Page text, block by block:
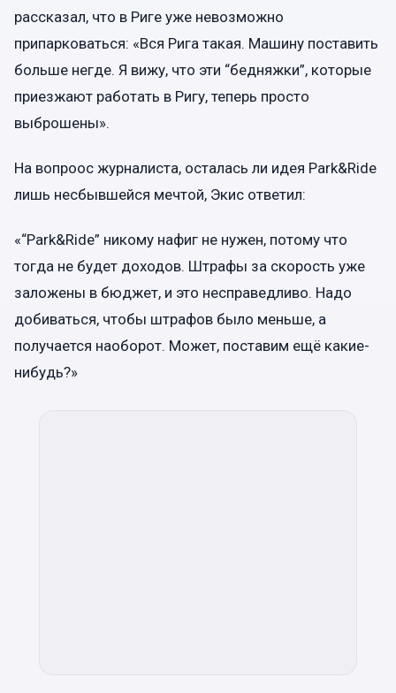
рассказал, что в Риге уже невозможно
припарковаться: «Вся Рига такая. Машину поставить
больше негде. Я вижу, что эти “бедняжки”, которые
приезжают работать в Ригу, теперь просто
выброшены».
На вопроос журналиста, осталась ли идея Park&Ride
лишь несбывшейся мечтой, Экис ответил:
«“Park&Ride” никому нафиг не нужен, потому что
тогда не будет доходов. Штрафы за скорость уже
заложены в бюджет, и это несправедливо. Надо
добиваться, чтобы штрафов было меньше, а
получается наоборот. Может, поставим ещё какие-
нибудь?»